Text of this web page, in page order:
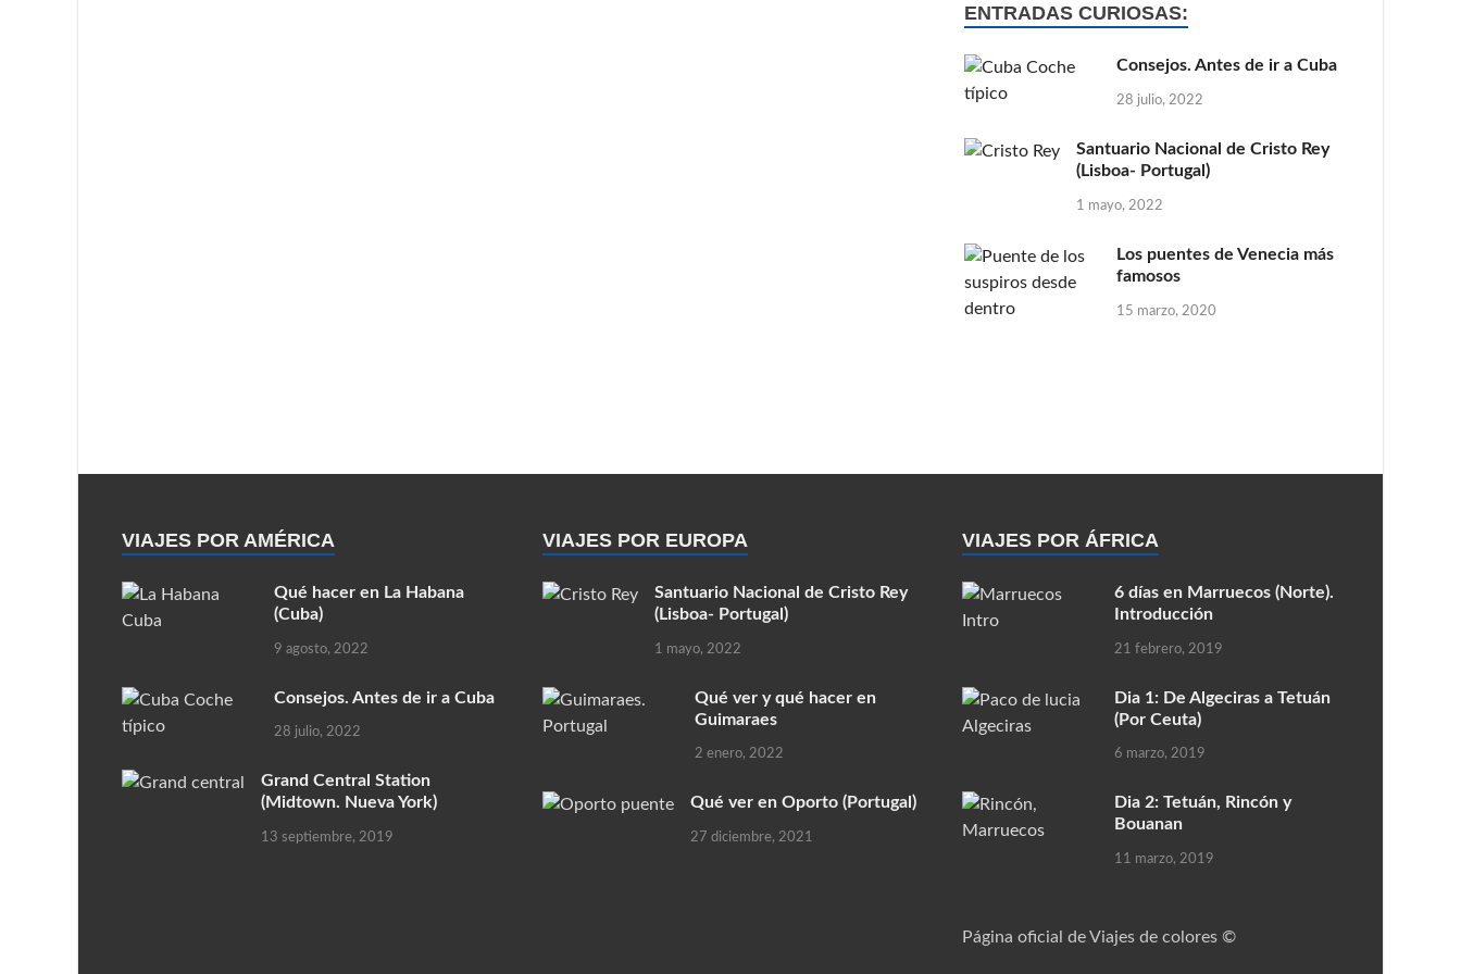
ENTRADAS CURIOSAS:
Consejos. Antes de ir a Cuba
28 julio, 2022
Santuario Nacional de Cristo Rey
(Lisboa- Portugal)
1 mayo, 2022
Los puentes de Venecia más
famosos
15 marzo, 2020
VIAJES POR AMÉRICA
Qué hacer en La Habana
(Cuba)
9 agosto, 2022
Consejos. Antes de ir a Cuba
28 julio, 2022
Grand Central Station
(Midtown. Nueva York)
13 septiembre, 2019
VIAJES POR EUROPA
Santuario Nacional de Cristo Rey
(Lisboa- Portugal)
1 mayo, 2022
Qué ver y qué hacer en
Guimaraes
2 enero, 2022
Qué ver en Oporto (Portugal)
27 diciembre, 2021
VIAJES POR ÁFRICA
6 días en Marruecos (Norte).
Introducción
21 febrero, 2019
Dia 1: De Algeciras a Tetuán
(Por Ceuta)
6 marzo, 2019
Dia 2: Tetuán, Rincón y
Bouanan
11 marzo, 2019
Página oficial de Viajes de colores ©